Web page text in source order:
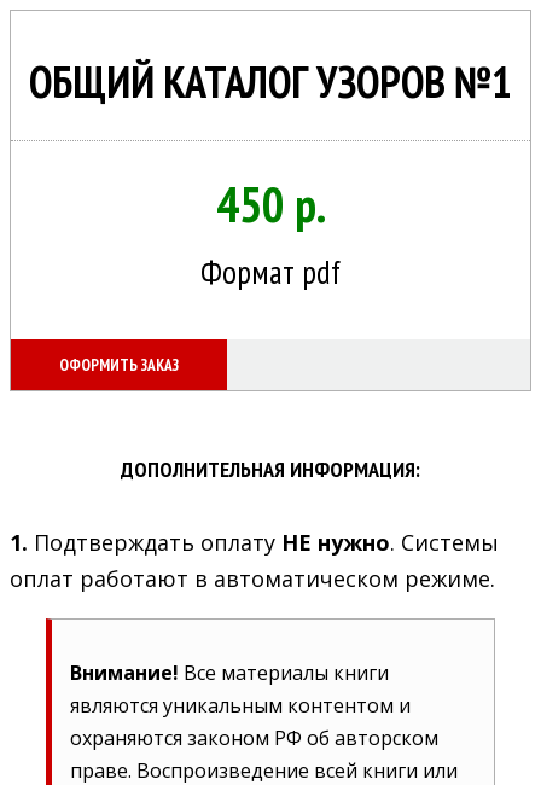
ОБЩИЙ КАТАЛОГ УЗОРОВ №1
450 р.
Формат pdf
ОФОРМИТЬ ЗАКАЗ
ДОПОЛНИТЕЛЬНАЯ ИНФОРМАЦИЯ:
1. Подтверждать оплату НЕ нужно. Системы
оплат работают в автоматическом режиме.
Внимание! Все материалы книги
являются уникальным контентом и
охраняются законом РФ об авторском
праве. Воспроизведение всей книги или